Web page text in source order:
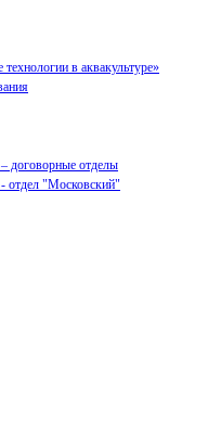
в аквакультуре»
договорные отделы
отдел "Московский"